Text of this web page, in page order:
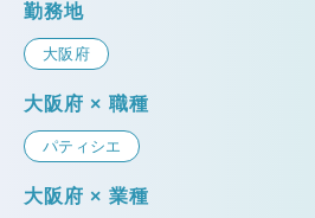
勤務地
大阪府
大阪府 × 職種
パティシエ
大阪府 × 業種